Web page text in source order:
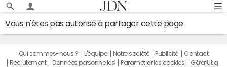
Vous n'êtes pas autorisé à partager cette page
Qui sommes-nous ? L'équipe Notre société Publicité
Contact
Recrutement
Données personnelles Paramétrer les cookies
Gérer Utiq